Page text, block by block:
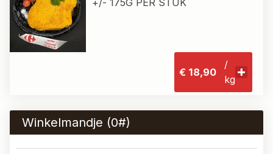
​+/- 175G PER STUK
€ 18,90
/
kg
Winkelmandje (0#)